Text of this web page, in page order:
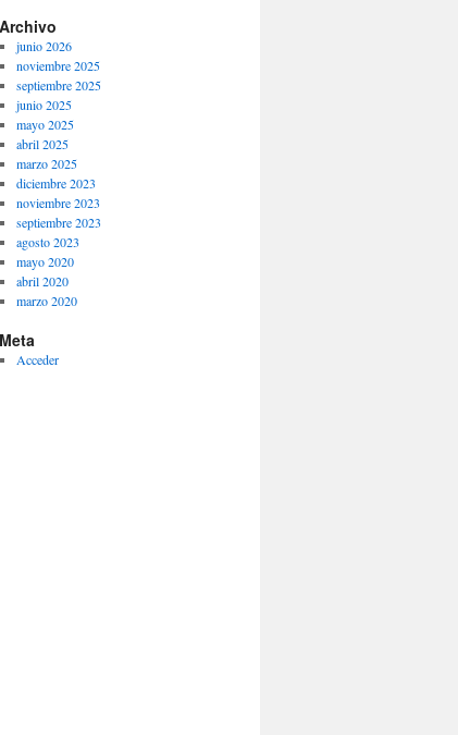
Archivo
junio 2026
noviembre 2025
septiembre 2025
junio 2025
mayo 2025
abril 2025
marzo 2025
diciembre 2023
noviembre 2023
septiembre 2023
agosto 2023
mayo 2020
abril 2020
marzo 2020
Meta
Acceder